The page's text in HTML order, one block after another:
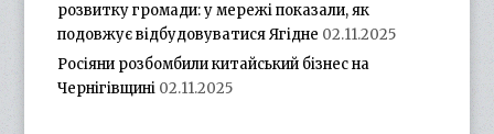
розвитку громади: у мережі показали, як
подовжує відбудовуватися Ягідне 02.11.2025
Росіяни розбомбили китайський бізнес на
Чернігівщині 02.11.2025